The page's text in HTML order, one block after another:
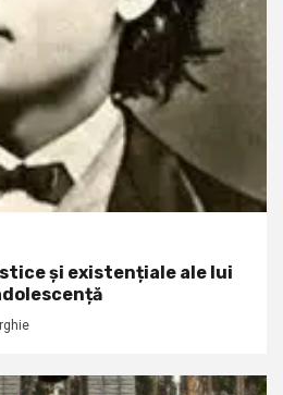
și existențiale ale lui